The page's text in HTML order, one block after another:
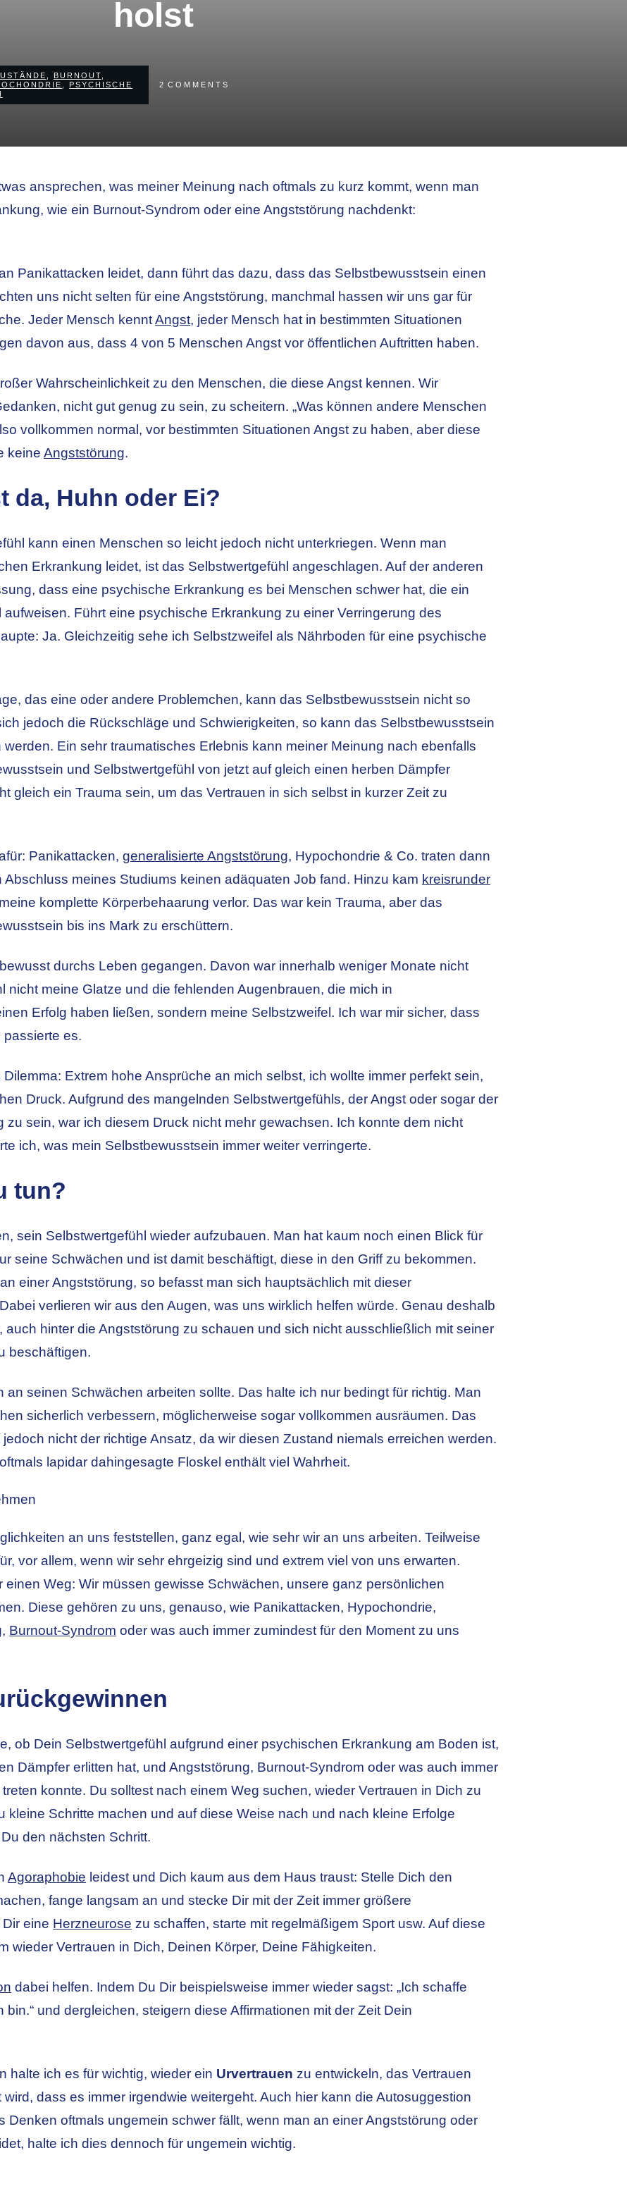
holst
BURNOUT
PSYCHISCHE
2 COMMENTS
ansprechen, was meiner Meinung nach oftmals zu kurz kommt, wenn man
wie ein Burnout-Syndrom oder eine Angststörung nachdenkt:
Panikattacken leidet, dann führt das dazu, dass das Selbstbewusstsein einen
uns nicht selten für eine Angststörung, manchmal hassen wir uns gar für
Jeder Mensch kenntAngst, jeder Mensch hat in bestimmten Situationen
davon aus, dass 4 von 5 Menschen Angst vor öffentlichen Auftritten haben.
Wahrscheinlichkeit zu den Menschen, die diese Angst kennen. Wir
nicht gut genug zu sein, zu scheitern. „Was können andere Menschen
vollkommen normal, vor bestimmten Situationen Angst zu haben, aber diese
keine Angststörung.
da, Huhn oder Ei?
kann einen Menschen so leicht jedoch nicht unterkriegen. Wenn man
Erkrankung leidet, ist das Selbstwertgefühl angeschlagen. Auf der anderen
dass eine psychische Erkrankung es bei Menschen schwer hat, die ein
Führt eine psychische Erkrankung zu einer Verringerung des
Ja. Gleichzeitig sehe ich Selbstzweifel als Nährboden für eine psychische
das eine oder andere Problemchen, kann das Selbstbewusstsein nicht so
jedoch die Rückschläge und Schwierigkeiten, so kann das Selbstbewusstsein
Ein sehr traumatisches Erlebnis kann meiner Meinung nach ebenfalls
und Selbstwertgefühl von jetzt auf gleich einen herben Dämpfer
gleich ein Trauma sein, um das Vertrauen in sich selbst in kurzer Zeit zu
Panikattacken, generalisierte Angststörung, Hypochondrie & Co. traten dann
meines Studiums keinen adäquaten Job fand. Hinzu kam kreisrunder
komplette Körperbehaarung verlor. Das war kein Trauma, aber das
bis ins Mark zu erschüttern.
durchs Leben gegangen. Davon war innerhalb weniger Monate nicht
nicht meine Glatze und die fehlenden Augenbrauen, die mich in
Erfolg haben ließen, sondern meine Selbstzweifel. Ich war mir sicher, dass
es.
Extrem hohe Ansprüche an mich selbst, ich wollte immer perfekt sein,
Druck. Aufgrund des mangelnden Selbstwertgefühls, der Angst oder sogar der
zu sein, war ich diesem Druck nicht mehr gewachsen. Ich konnte dem nicht
ich, was mein Selbstbewusstsein immer weiter verringerte.
tun?
sein Selbstwertgefühl wieder aufzubauen. Man hat kaum noch einen Blick für
seine Schwächen und ist damit beschäftigt, diese in den Griff zu bekommen.
einer Angststörung, so befasst man sich hauptsächlich mit dieser
verlieren wir aus den Augen, was uns wirklich helfen würde. Genau deshalb
auch hinter die Angststörung zu schauen und sich nicht ausschließlich mit seiner
beschäftigen.
an seinen Schwächen arbeiten sollte. Das halte ich nur bedingt für richtig. Man
sicherlich verbessern, möglicherweise sogar vollkommen ausräumen. Das
nicht der richtige Ansatz, da wir diesen Zustand niemals erreichen werden.
lapidar dahingesagte Floskel enthält viel Wahrheit.
an uns feststellen, ganz egal, wie sehr wir an uns arbeiten. Teilweise
vor allem, wenn wir sehr ehrgeizig sind und extrem viel von uns erwarten.
einen Weg: Wir müssen gewisse Schwächen, unsere ganz persönlichen
Diese gehören zu uns, genauso, wie Panikattacken, Hypochondrie,
Burnout-Syndrom oder was auch immer zumindest für den Moment zu uns
ob Dein Selbstwertgefühl aufgrund einer psychischen Erkrankung am Boden ist,
Dämpfer erlitten hat, und Angststörung, Burnout-Syndrom oder was auch immer
konnte. Du solltest nach einem Weg suchen, wieder Vertrauen in Dich zu
kleine Schritte machen und auf diese Weise nach und nach kleine Erfolge
den nächsten Schritt.
Agoraphobie leidest und Dich kaum aus dem Haus traust: Stelle Dich den
fange langsam an und stecke Dir mit der Zeit immer größere
eine Herzneurose zu schaffen, starte mit regelmäßigem Sport usw. Auf diese
wieder Vertrauen in Dich, Deinen Körper, Deine Fähigkeiten.
dabei helfen. Indem Du Dir beispielsweise immer wieder sagst: „Ich schaffe
bin.“ und dergleichen, steigern diese Affirmationen mit der Zeit Dein
halte ich es für wichtig, wieder ein Urvertrauen zu entwickeln, das Vertrauen
dass es immer irgendwie weitergeht. Auch hier kann die Autosuggestion
Denken oftmals ungemein schwer fällt, wenn man an einer Angststörung oder
halte ich dies dennoch für ungemein wichtig.